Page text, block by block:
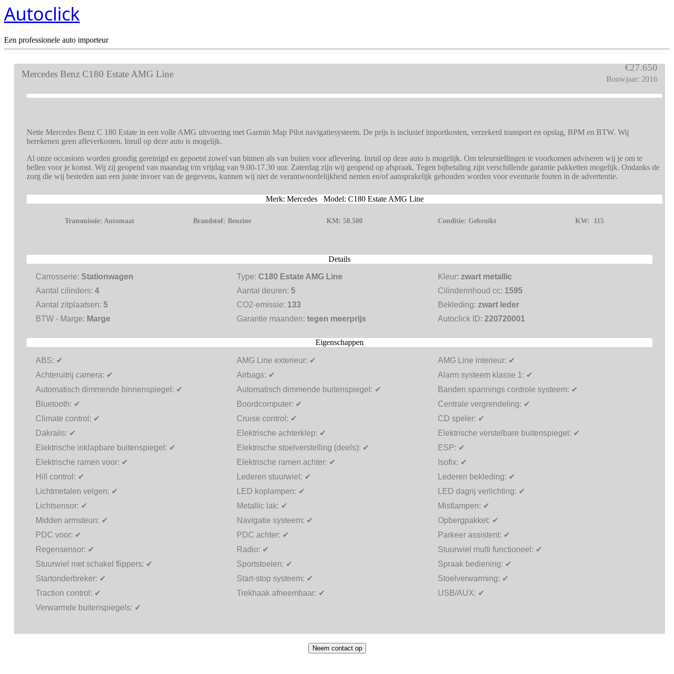
Autoclick
Een professionele auto importeur
Mercedes Benz C180 Estate AMG Line
€27.650
Bouwjaar: 2016
Nette Mercedes Benz C 180 Estate in een volle AMG uitvoering met Garmin Map Pilot navigatiesysteem. De prijs is inclusief importkosten, verzekerd transport en opslag, BPM en BTW. Wij
berekenen geen afleverkosten. Inruil op deze auto is mogelijk.
Al onze occasions worden grondig gereinigd en gepoetst zowel van binnen als van buiten voor aflevering. Inruil op deze auto is mogelijk. Om teleurstellingen te voorkomen adviseren wij je om te
bellen voor je komst. Wij zij geopend van maandag t/m vrijdag van 9.00-17.30 uur. Zaterdag zijn wij geopend op afspraak. Tegen bijbetaling zijn verschillende garantie pakketten mogelijk. Ondanks de
zorg die wij besteden aan een juiste invoer van de gegevens, kunnen wij niet de verantwoordelijkheid nemen en/of aansprakelijk gehouden worden voor eventuele fouten in de advertentie.
Merk: Mercedes Model: C180 Estate AMG Line
Transmissie: Automaat Brandstof: Benzine KM: 58.500 Conditie: Gebruikt KW: 115
Details
Carrosserie: Stationwagen Type:C180 Estate AMG Line Kleur:zwart metallic
Aantal cilinders: 4 Aantal deuren:5 Cilinderinhoud cc: 1595
Aantal zitplaatsen: 5 CO2-emissie: 133 Bekleding:zwart leder
BTW - Marge: Marge Garantie maanden:tegen meerprijs Autoclick ID:220720001
Eigenschappen
ABS: ✔ AMG Line exterieur: ✔ AMG Line interieur: ✔
Achteruitrij camera: ✔ Airbags: ✔ Alarm systeem klasse 1: ✔
Automatisch dimmende binnenspiegel: ✔ Automatisch dimmende buitenspiegel: ✔ Banden spannings controle systeem: ✔
Bluetooth: ✔ Boordcomputer: ✔ Centrale vergrendeling: ✔
Climate control: ✔ Cruise control: ✔ CD speler: ✔
Dakrails: ✔ Elektrische achterklep: ✔ Elektrische verstelbare buitenspiegel: ✔
Elektrische inklapbare buitenspiegel: ✔ Elektrische stoelverstelling (deels): ✔ ESP: ✔
Elektrische ramen voor: ✔ Elektrische ramen achter: ✔ Isofix: ✔
Hill control: ✔ Lederen stuurwiel: ✔ Lederen bekleding: ✔
Lichtmetalen velgen: ✔ LED koplampen: ✔ LED dagrij verlichting: ✔
Lichtsensor: ✔ Metallic lak: ✔ Mistlampen: ✔
Midden armsteun: ✔ Navigatie systeem: ✔ Opbergpakket: ✔
PDC voor: ✔ PDC achter: ✔ Parkeer assistent: ✔
Regensensor: ✔ Radio: ✔ Stuurwiel multi functioneel: ✔
Stuurwiel met schakel flippers: ✔ Sportstoelen: ✔ Spraak bediening: ✔
Startonderbreker: ✔ Start-stop systeem: ✔ Stoelverwarming: ✔
Traction control: ✔ Trekhaak afneembaar: ✔ USB/AUX: ✔
Verwarmde buitenspiegels: ✔
Neem contact op